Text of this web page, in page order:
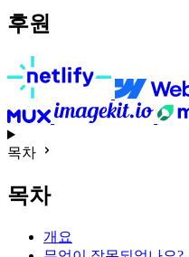
후원
목차
목차
개요